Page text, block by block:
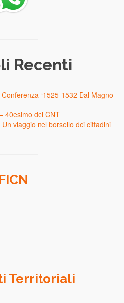
Recenti
“1525-1532 Dal Magno
40esimo del CNT
viaggio nel borsello dei cittadini
FICN
Territoriali